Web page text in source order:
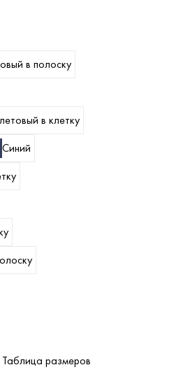
в полоску
в клетку
Синий
Таблица размеров